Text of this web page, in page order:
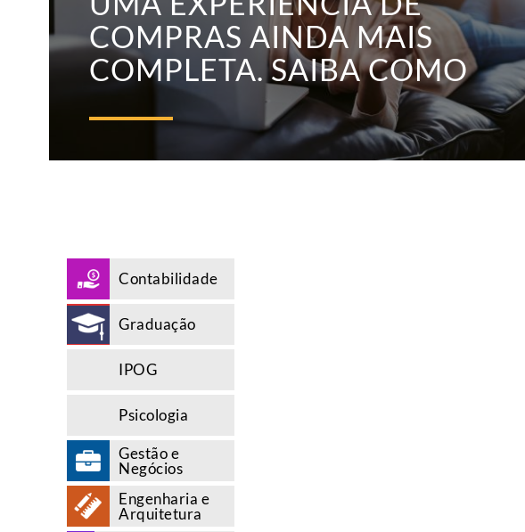
COMPRAS AINDA MAIS
COMPLETA. SAIBA COMO
Contabilidade
Graduação
IPOG
Psicologia
Gestão e
Negócios
Engenharia e
Arquitetura